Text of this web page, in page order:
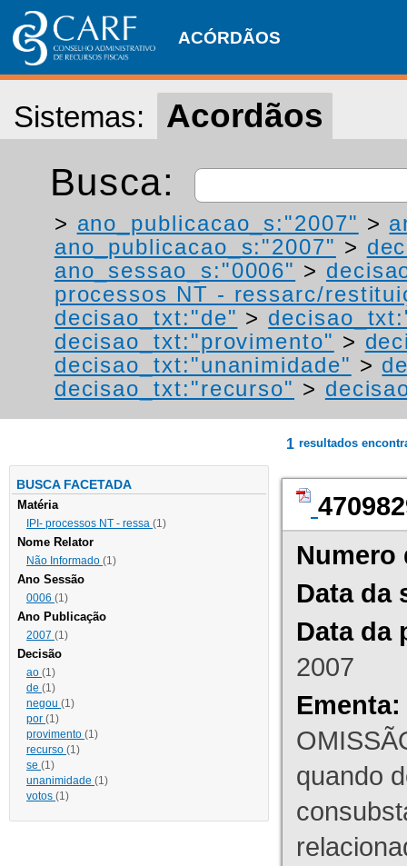
ACÓRDÃOS
Sistemas: Acordãos
Busca:
> ano_publicacao_s:"2007" >
ano_publicacao_s:"2007" >
ano_sessao_s:"0006" >
processos NT - ressarc/
decisao_txt:"de" >
decisao_txt:"provimento" >
decisao_txt:"unanimidade" >
decisao_txt:"recurso" >
BUSCA FACETADA
Matéria
IPI- processos NT - ressa (1)
Nome Relator
Não Informado (1)
Ano Sessão
0006 (1)
Ano Publicação
2007 (1)
Decisão
ao (1)
de (1)
negou (1)
por (1)
provimento (1)
recurso (1)
se (1)
unanimidade (1)
votos (1)
1 resultados
Numero
Data da
Data da
2007
Ementa:
quando